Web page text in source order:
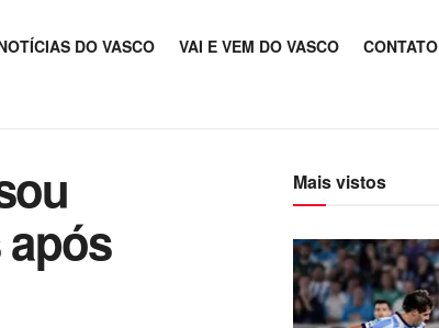
DO VASCO VAI E VEM DO VASCO CONTATO
Mais vistos